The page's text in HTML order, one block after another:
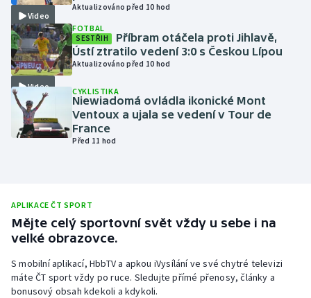
Moderní pětiboj
Motorsport
Olympijské hry
Parasport
Rychlostní kanoistika
Video
Aktualizováno před 10 hod
Video
FOTBAL
SESTŘIH
Příbram otáčela proti Jihlavě,
Ústí ztratilo vedení 3:0 s Českou Lípou
Aktualizováno před 10 hod
CYKLISTIKA
Niewiadomá ovládla ikonické Mont
Ventoux a ujala se vedení v Tour de
France
Před 11 hod
APLIKACE ČT SPORT
Mějte celý sportovní svět vždy u sebe i na
velké obrazovce.
S mobilní aplikací, HbbTV a apkou iVysílání ve své chytré televizi
máte ČT sport vždy po ruce. Sledujte přímé přenosy, články a
bonusový obsah kdekoli a kdykoli.